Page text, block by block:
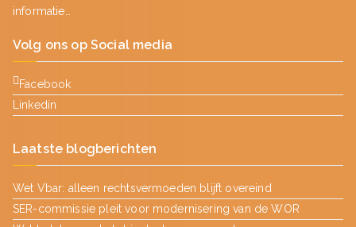
informatie…
Volg ons op Social media
Facebook
Linkedin
Laatste blogberichten
Wet Vbar: alleen rechtsvermoeden blijft overeind
SER-commissie pleit voor modernisering van de WOR